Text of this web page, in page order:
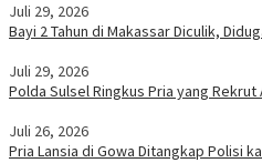
Juli 29, 2026
Bayi 2 Tahun di Makassar Diculik,
Juli 29, 2026
Polda Sulsel Ringkus Pria yang
Juli 26, 2026
Pria Lansia di Gowa Ditangkap Polisi